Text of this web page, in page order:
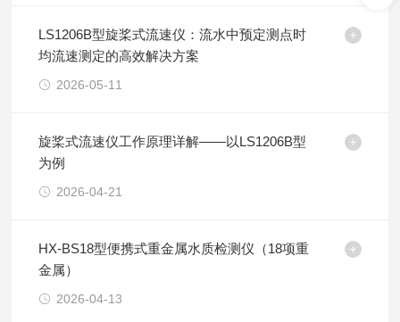
LS1206B型旋桨式流速仪：流水中预定测点时
均流速测定的高效解决方案
2026-05-11
旋桨式流速仪工作原理详解——以LS1206B型
为例
2026-04-21
HX-BS18型便携式重金属水质检测仪（18项重
金属）
2026-04-13